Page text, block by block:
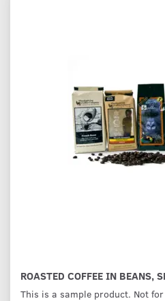
ROASTED COFFEE IN BEANS,
This is a sample product. Not